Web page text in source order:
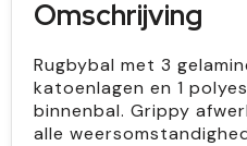
Omschrijving
Rugbybal met 3
katoenlagen en 1
binnenbal. Grippy
alle